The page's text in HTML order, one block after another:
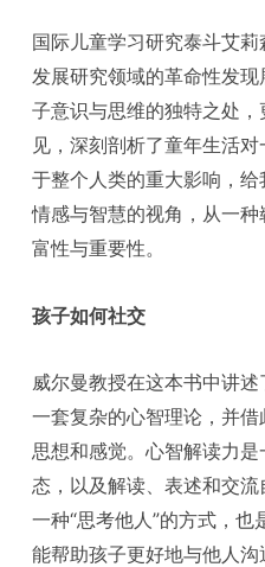
国际儿童学习研究泰斗艾
发展研究领域的革命性发
子意识与思维的独特之处
见，深刻剖析了童年生活
于整个人类的重大影响，
情感与智慧的视角，从一
富性与重要性。
孩子如何社交
威尔曼教授在这本书中讲
一套复杂的心智理论，并借
思想和感觉。心智解读力
态，以及解读、表述和交
一种“思考他人”的方式，也
能帮助孩子更好地与他人